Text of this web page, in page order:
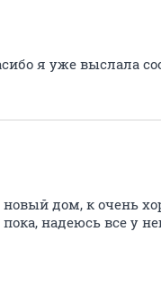
я уже выслала
дом, к очень
надеюсь все у